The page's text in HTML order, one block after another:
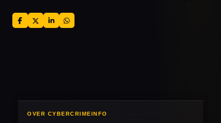
D
e
D
e
S
h
D
e
OVER CYBERCRIMEINFO